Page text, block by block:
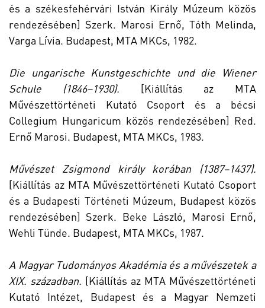
és a székesfehérvári István Király Múzeum közös
rendezésében] Szerk. Marosi Ernő, Tóth Melinda,
Varga Lívia. Budapest, MTA MKCs, 1982.
Die ungarische Kunstgeschichte und die Wiener
Schule (1846–1930). [Kiállítás az MTA
Művészettörténeti Kutató Csoport és a bécsi
Collegium Hungaricum közös rendezésében] Red.
Ernő Marosi. Budapest, MTA MKCs, 1983.
Művészet Zsigmond király korában (1387–1437).
[Kiállítás az MTA Művészettörténeti Kutató Csoport
és a Budapesti Történeti Múzeum, Budapest közös
rendezésében] Szerk. Beke László, Marosi Ernő,
Wehli Tünde. Budapest, MTA MKCs, 1987.
A Magyar Tudományos Akadémia és a művészetek a
XIX. században. [Kiállítás az MTA Művészettörténeti
Kutató Intézet, Budapest és a Magyar Nemzeti